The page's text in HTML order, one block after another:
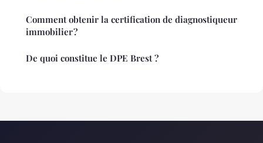
Comment obtenir la certification de diagnostiqueur
immobilier ?
De quoi constitue le DPE Brest ?